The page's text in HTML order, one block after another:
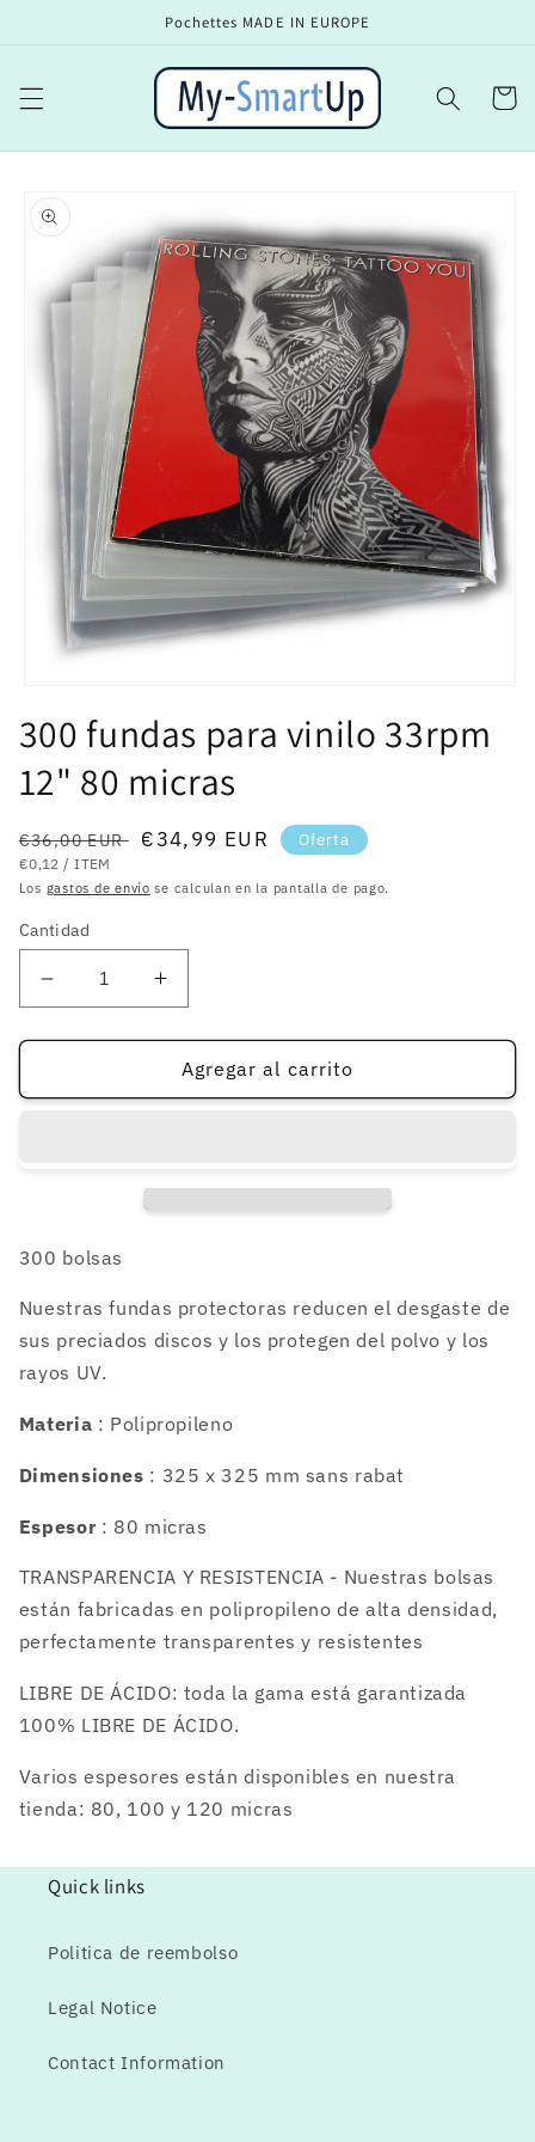
Pochettes MADE IN EUROPE
Carrito
directamente
a la
información
del producto
multimedia
1
una
300 fundas para vinilo 33rpm
12" 80 micras
Precio
habitual
€36,00 EUR
Precio
oferta
€34,99 EUR
PRECIO
€0,12 / POR
ITEM
Oferta
Los gastos de envío se calculan en la pantalla de pago.
Cantidad
Reducir
cantidad
para
fundas
micras
Aumentar
cantidad
para
300
fundas
Agregar al carrito
300 bolsas
Nuestras fundas protectoras reducen el desgaste de
sus preciados discos y los protegen del polvo y los
rayos UV.
Materia : Polipropileno
Dimensiones : 325 x 325 mm sans rabat
Espesor : 80 micras
TRANSPARENCIA Y RESISTENCIA - Nuestras bolsas
están fabricadas en polipropileno de alta densidad,
perfectamente transparentes y resistentes
LIBRE DE ÁCIDO: toda la gama está garantizada
100% LIBRE DE ÁCIDO.
Varios espesores están disponibles en nuestra
tienda: 80, 100 y 120 micras
Quick links
Politica de reembolso
Legal Notice
Contact Information